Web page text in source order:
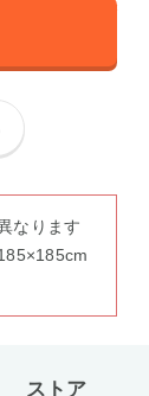
なります
ストア